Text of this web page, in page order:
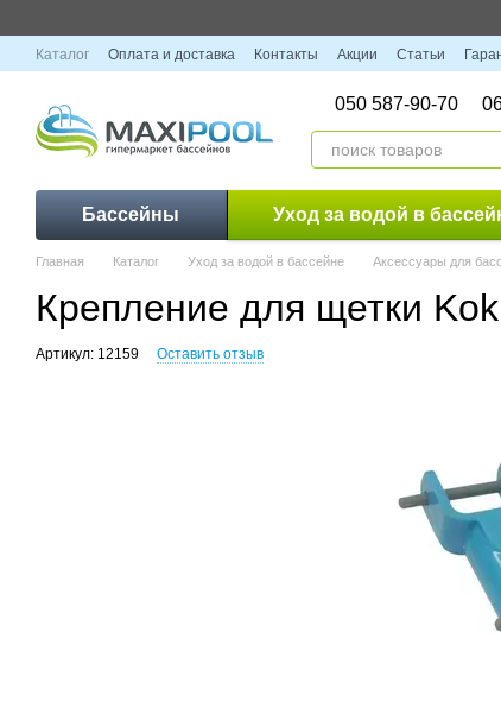
Каталог Оплата и доставка Контакты Акции Статьи
050 587-90-70
Бассейны Уход за водой в
Главная Каталог Уход за водой в бассейне Аксессуары для
Крепление для щетки
Артикул: 12159 Оставить отзыв